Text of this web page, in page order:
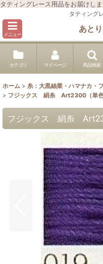
タティングレース用品をお届けしま
タティング
メニュー
あと
カテゴリ マイページ 商品検索
ホーム > 糸：大黒絲業・ハマナカ・
> フジックス 絹糸 Art2300（単色
フジックス 絹糸